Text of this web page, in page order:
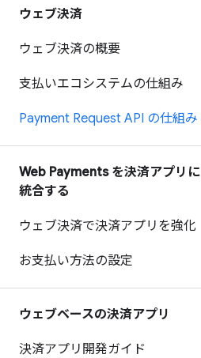
ウェブ決済
ウェブ決済の概要
支払いエコシステムの仕組み
Payment Request API の仕組み
Web Payments を決済アプリに
統合する
ウェブ決済で決済アプリを強化
お支払い方法の設定
ウェブベースの決済アプリ
決済アプリ開発ガイド